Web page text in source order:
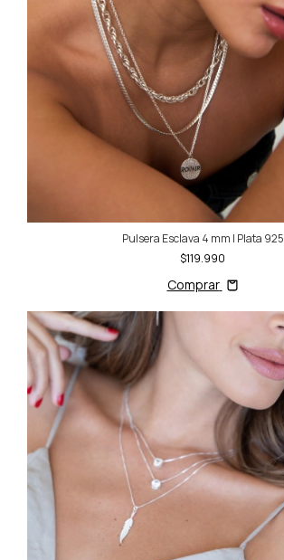
Pulsera Esclava 4 mm | Plata 925
$119.990
Comprar